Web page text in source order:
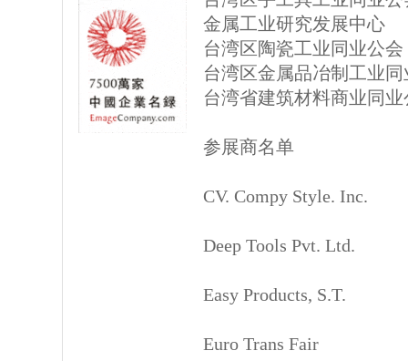
金属工业研究发展中心
台湾区陶瓷工业同业公会
台湾区金属品冶制工业
台湾省建筑材料商业同
参展商名单
CV. Compy Style. Inc.
Deep Tools Pvt. Ltd.
Easy Products, S.T.
Euro Trans Fair